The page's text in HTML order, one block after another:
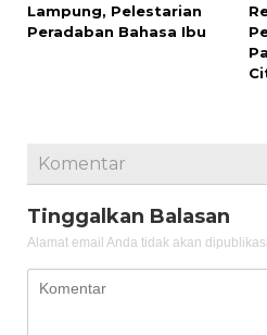
Lampung, Pelestarian
Peradaban Bahasa Ibu
Komentar
Tinggalkan Balasan
Alamat email Anda tidak akan